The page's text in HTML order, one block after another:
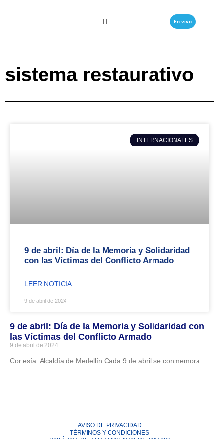
En vivo
sistema restaurativo
INTERNACIONALES
9 de abril: Día de la Memoria y Solidaridad
con las Víctimas del Conflicto Armado
LEER NOTICIA.
9 de abril de 2024
9 de abril: Día de la Memoria y Solidaridad con
las Víctimas del Conflicto Armado
9 de abril de 2024
Cortesía: Alcaldía de Medellín Cada 9 de abril se conmemora
AVISO DE PRIVACIDAD
TÉRMINOS Y CONDICIONES